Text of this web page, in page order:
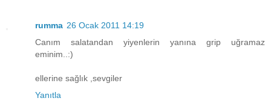
rumma 26 Ocak 2011 14:19
Canım salatandan yiyenlerin yanına grip uğramaz
eminim..:)
ellerine sağlık ,sevgiler
Yanıtla